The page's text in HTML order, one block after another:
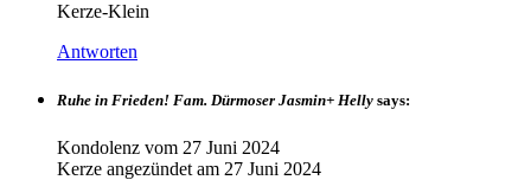
Kerze-Klein
Antworten
Ruhe in Frieden! Fam. Dürmoser Jasmin+ Helly says:
Kondolenz vom 27 Juni 2024
Kerze angezündet am 27 Juni 2024